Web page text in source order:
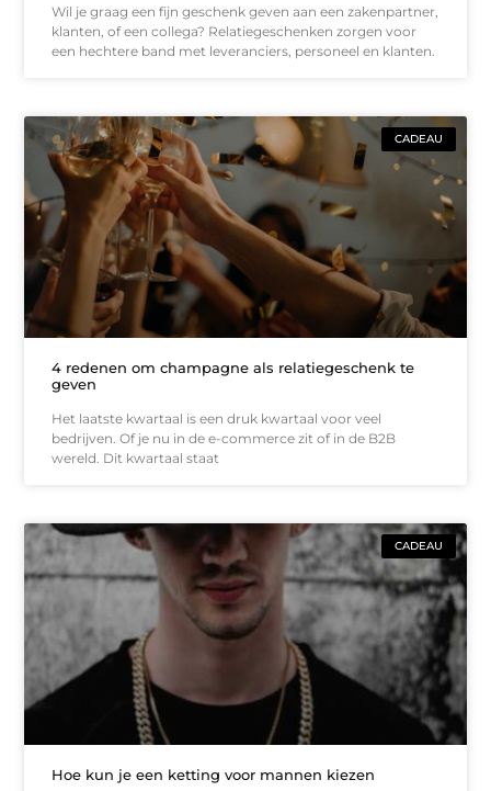
Wil je graag een fijn geschenk geven aan een zakenpartner,
klanten, of een collega? Relatiegeschenken zorgen voor
een hechtere band met leveranciers, personeel en klanten.
CADEAU
4 redenen om champagne als relatiegeschenk te
geven
Het laatste kwartaal is een druk kwartaal voor veel
bedrijven. Of je nu in de e-commerce zit of in de B2B
wereld. Dit kwartaal staat
CADEAU
Hoe kun je een ketting voor mannen kiezen